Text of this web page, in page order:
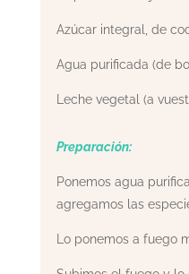
Azúcar integral, de
Agua purificada (de
Leche vegetal (a
Preparación:
Ponemos agua
agregamos las
Lo ponemos a fuego